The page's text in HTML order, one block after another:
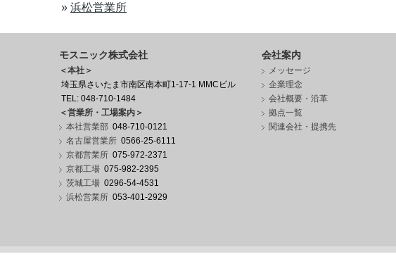
» 浜松営業所
モスニック株式会社
＜本社＞
埼玉県さいたま市南区南本町1-17-1 MMCビル
TEL: 048-710-1484
＜営業所・工場案内＞
本社営業部 048-710-0121
名古屋営業所 0566-25-6111
京都営業所 075-972-2371
京都工場 075-982-2395
茨城工場 0296-54-4531
浜松営業所 053-401-2929
会社案内
メッセージ
企業理念
会社概要・沿革
拠点一覧
関連会社・提携先